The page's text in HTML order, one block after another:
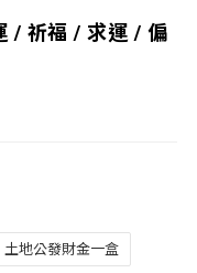
/ 祈福 / 求運 / 偏
土地公發財金一盒